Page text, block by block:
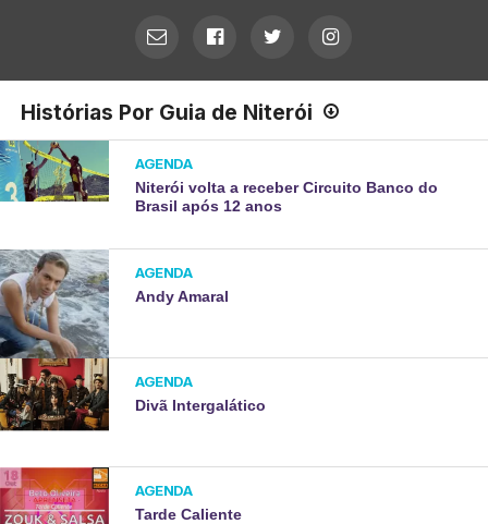
Histórias Por Guia de Niterói
AGENDA
Niterói volta a receber Circuito Banco do
Brasil após 12 anos
AGENDA
Andy Amaral
AGENDA
Divã Intergalático
AGENDA
Tarde Caliente